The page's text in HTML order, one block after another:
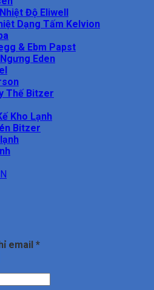
Độ Eliwell
Dạng Tấm Kelvion
& Ebm Papst
Eden
Thế Bitzer
Kho Lạnh
Bitzer
email *Bắt